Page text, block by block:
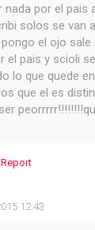
nada por el pais
solos se van
el ojo sale
el pais y scioli
lo que quede
que el es
Report
12:43